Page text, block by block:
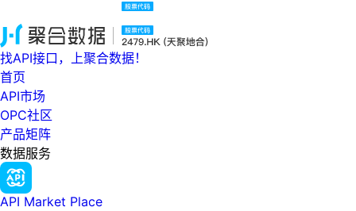
找API接口，上聚合数据！
首页
API市场
OPC社区
产品矩阵
数据服务
API Market Place